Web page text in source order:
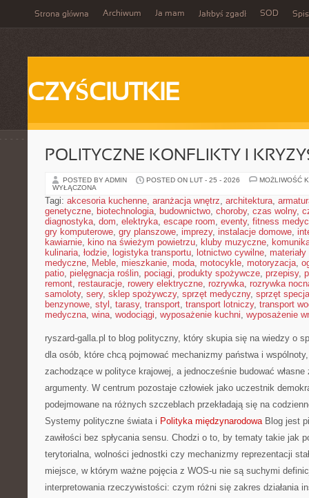
Strona główna Archiwum Ja mam Jakbyś zgadł SOD
CZYŚCIUTKIE
POLITYCZNE KONFLIKTY I
POSTED BY ADMIN POSTED ON LUT - 25 - 2026
MOŻLIWOŚĆ
WYŁĄCZONA
Tagi: akcesoria kuchenne, aranżacja wnętrz, architektura,
genetyczne, biotechnologia, budownictwo, choroby, czas wolny,
diagnostyka, dom, elektryka, escape room, eventy, fitness
gry komputerowe, gry planszowe, imprezy, instalacje domowe,
kawiarnie, kino na świeżym powietrzu, kluby muzyczne,
kulinaria, łodzie, logistyka transportu, lotnictwo cywilne,
medyczne, Meble, mieszkanie, moda, motocykle, motoryzacja,
patio, pielęgnacja roślin, pociągi, produkty spożywcze, przepisy,
remont, restauracje, rowery elektryczne, rozrywka, rozrywka
samoloty, sery, sklep spożywczy, sprzęt medyczny, sprzęt
benzynowe, styl , tarasy, transport, transport lotniczy, transport
medyczna, wina, wodociągi, wyposażenie kuchni, wyposażenie
ryszard-galla.pl to blog polityczny, który skupia się na wiedzy o
dla osób, które chcą pojmować mechanizmy państwa i
zachodzące w polityce krajowej, a jednocześnie budować
argumenty. W centrum pozostaje człowiek jako uczestnik
podejmowane na różnych szczeblach przekładają się na
Systemy polityczne świata i Polityka międzynarodowaBlog jest
zawiłości bez spłycania sensu. Chodzi o to, by tematy takie jak
terytorialna, wolności jednostki czy mechanizmy reprezentacji
miejsce, w którym ważne pojęcia z WOS-u nie są suchymi
interpretowania rzeczywistości: czym różni się zakres działania